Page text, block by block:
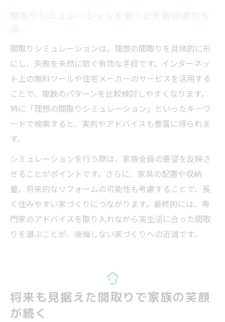
間取りシミュレーションを使った失敗回避の方
法
間取りシミュレーションは、理想の間取りを具体的に形
にし、失敗を未然に防ぐ有効な手段です。インターネッ
ト上の無料ツールや住宅メーカーのサービスを活用する
ことで、複数のパターンを比較検討しやすくなります。
特に「理想の間取りシミュレーション」といったキーワ
ードで検索すると、実例やアドバイスも豊富に得られま
す。
シミュレーションを行う際は、家族全員の要望を反映さ
せることがポイントです。さらに、家具の配置や収納
量、将来的なリフォームの可能性も考慮することで、長
く住みやすい家づくりにつながります。最終的には、専
門家のアドバイスを取り入れながら実生活に合った間取
りを選ぶことが、後悔しない家づくりへの近道です。
将来も見据えた間取りで家族の笑顔
が続く